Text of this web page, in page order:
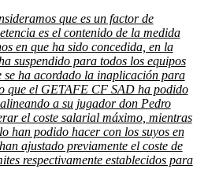
que es un factor de
es el contenido de la medida
en que ha sido concedida, en la
suspendido para todos los equipos
se ha acordado la inaplicación para
que el GETAFE CF SAD ha podido
a su jugador don Pedro
el coste salarial máximo, mientras
han podido hacer con los suyos en
ajustado previamente el coste de
respectivamente establecidos para